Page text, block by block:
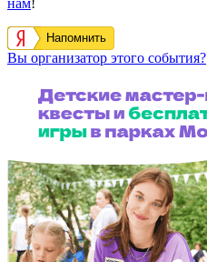
Напомнить
Вы организатор этого события?